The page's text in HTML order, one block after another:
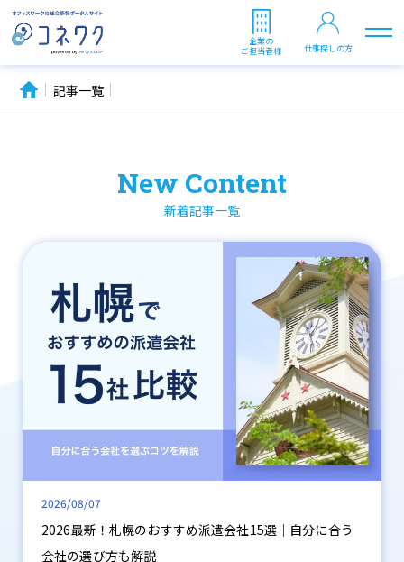
企業の
ご担当者様
仕事探しの方
記事一覧
New Content
新着記事一覧
2026/08/07
2026最新！札幌のおすすめ派遣会社15選｜自分に合う
会社の選び方も解説